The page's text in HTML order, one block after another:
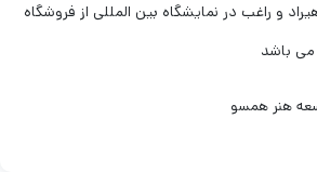
و راغب در نمایشگاه بین المللی از فروشگاه
باشد
هنر همسو